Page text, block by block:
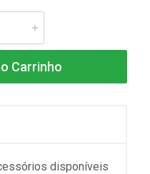
Carrinho
disponíveis